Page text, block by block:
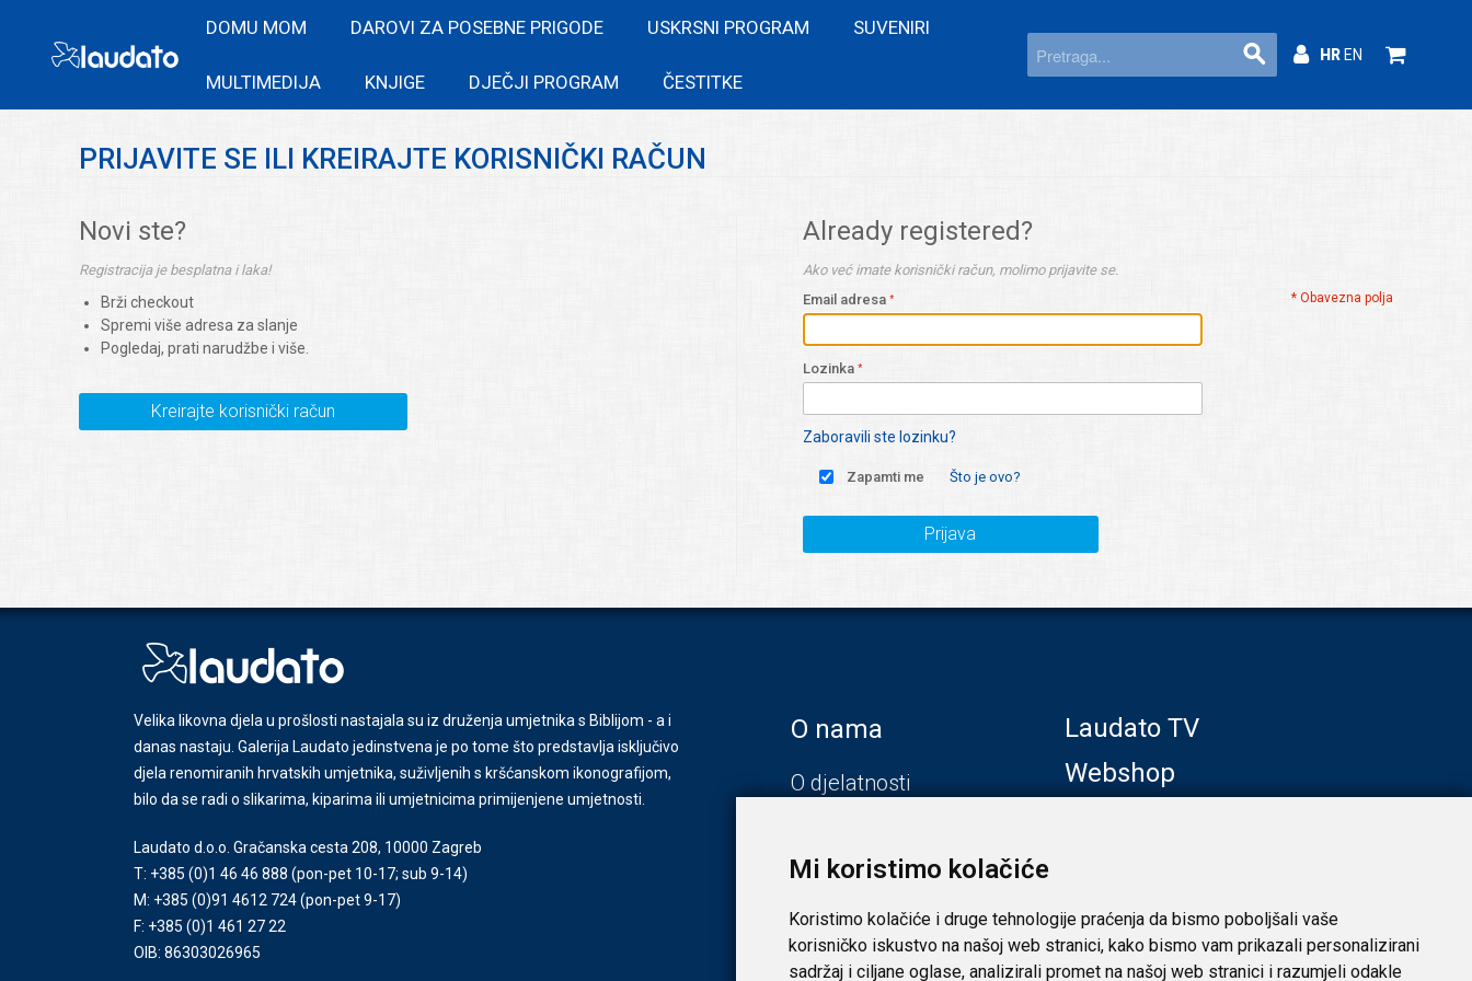
Mi koristimo kolačiće
Koristimo kolačiće i druge tehnologije praćenja da bismo poboljšali vaše
korisničko iskustvo na našoj web stranici, kako bismo vam prikazali personalizirani
sadržaj i ciljane oglase, analizirali promet na našoj web stranici i razumjeli odakle
DOMU MOM DAROVI ZA POSEBNE PRIGODE USKRSNI PROGRAM SUVENIRI
MULTIMEDIJA KNJIGE DJEČJI PROGRAM ČESTITKE
HREN
PRIJAVITE SE ILI KREIRAJTE KORISNIČKI RAČUN
Novi ste?
Registracija je besplatna i laka!
Brži checkout
Spremi više adresa za slanje
Pogledaj, prati narudžbe i više.
Kreirajte korisnički račun
Already registered?
Ako već imate korisnički račun, molimo prijavite se.
* Obavezna polja
Email adresa
Lozinka
Zaboravili ste lozinku?
Zapamti me Što je ovo?
Prijava
Velika likovna djela u prošlosti nastajala su iz druženja umjetnika s Biblijom - a i
danas nastaju. Galerija Laudato jedinstvena je po tome što predstavlja isključivo
djela renomiranih hrvatskih umjetnika, suživljenih s kršćanskom ikonografijom,
bilo da se radi o slikarima, kiparima ili umjetnicima primijenjene umjetnosti.
Laudato d.o.o. Gračanska cesta 208, 10000 Zagreb
T: +385 (0)1 46 46 888 (pon-pet 10-17; sub 9-14)
M: +385 (0)91 4612 724(pon-pet 9-17)
F: +385 (0)1 461 27 22
OIB: 86303026965
O nama
O djelatnosti
Zadar
Laudato TV
Webshop